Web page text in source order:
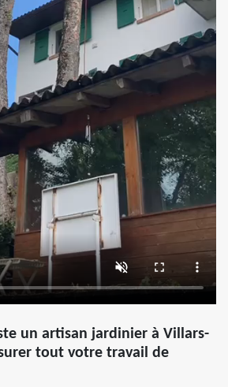
un artisan jardinier à Villars-
tout votre travail de